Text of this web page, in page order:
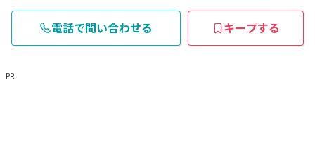
電話で問い合わせる キープする
PR